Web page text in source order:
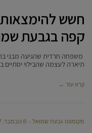
חשש
קפה בגבעת
משפחה חרדית שהגיעה מבני
תיארה לעצמה שהבילוי יסתיים
קרא עוד ←
מקומונט גבעת שמואל 8 נובמבר, 2017